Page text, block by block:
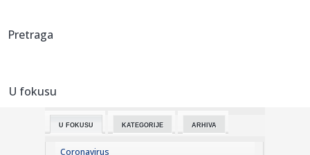
23:29:
23:27: Hitno se oglasili Rusi: "Provokacija!"
Pretraga
U fokusu
U FOKUSU KATEGORIJE ARHIVA
Coronavirus